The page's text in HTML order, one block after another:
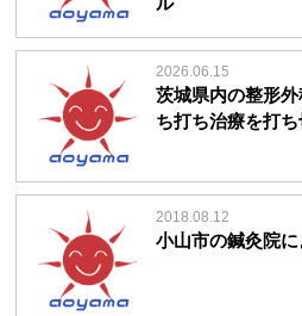
2026.06.15
茨城県内の整形
ち打ち治療を打
2018.08.12
小山市の鍼灸院